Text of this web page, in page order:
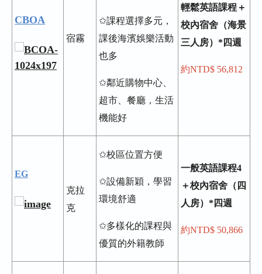
CBOA
宿霧
✩課程選擇多元，
課後海濱娛樂活動
也多
✩鄰近購物中心、
超市、餐廳，生活
機能好
輕鬆英語課程＋
校內宿舍（海景
三人房）*四週
約NTD$ 56,812
EG
克拉
克
✩校區位置方便
✩設備新穎，學習
環境舒適
✩多樣化的課程與
優質的外籍教師
一般英語課程4
＋校內宿舍（四
人房）*四週
約NTD$ 50,866